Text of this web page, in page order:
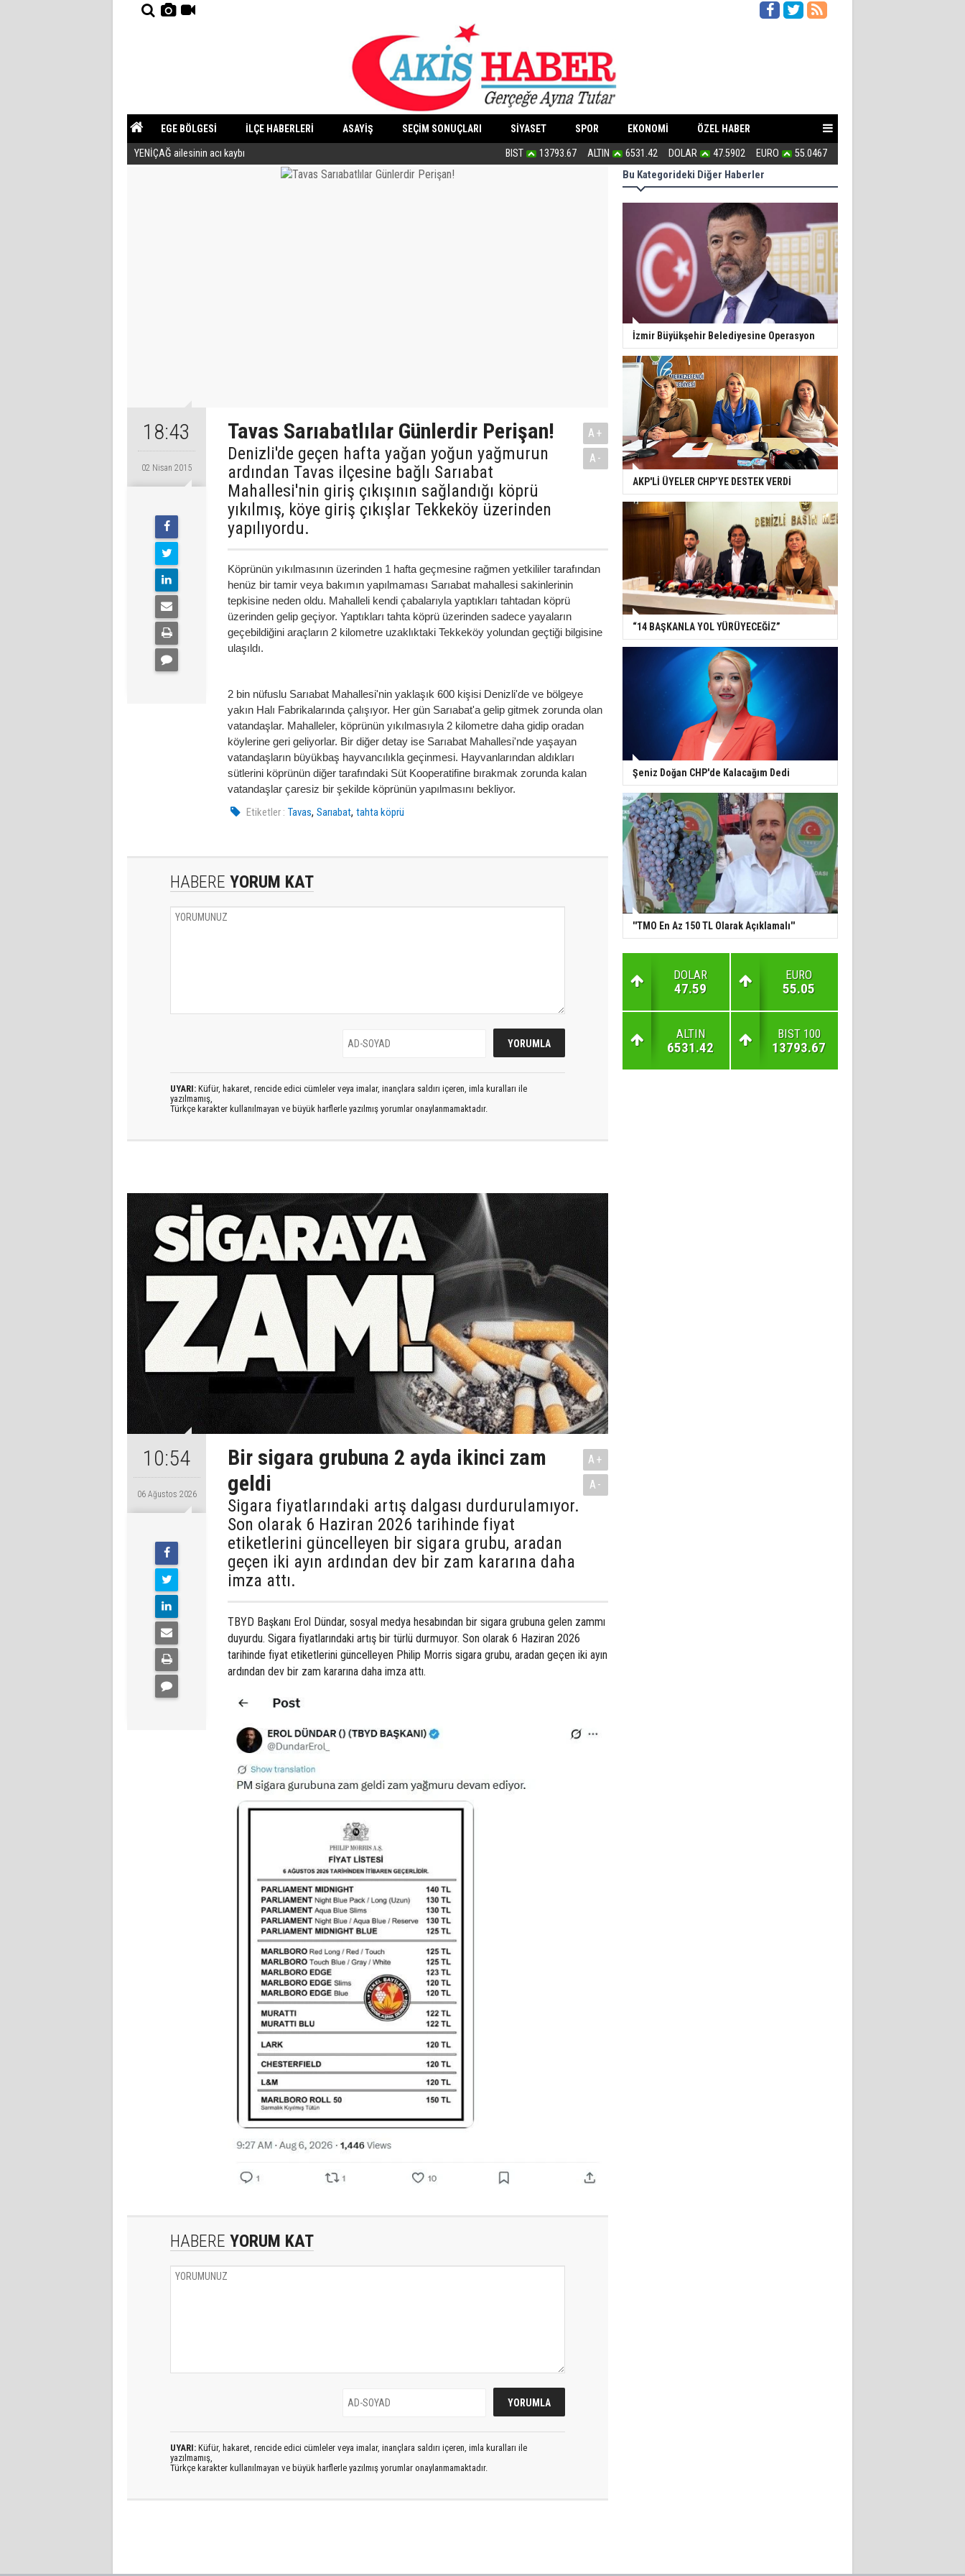
EGE BÖLGESİ İLÇE HABERLERİ ASAYİŞ SEÇİM SONUÇLARI SİYASET SPOR EKONOMİ ÖZEL HABER
YAZARLAR GÜNDEM
YENİÇAĞ ailesinin acı kaybı “Dindar/muhafazakâr”ların ahlakı neden zayıf?
BIST 13793.67 ALTIN 6531.42 DOLAR 47.5902 EURO 55.0467
18:43
02 Nisan 2015
Tavas Sarıabatlılar Günlerdir Perişan!
Denizli'de geçen hafta yağan yoğun yağmurun
ardından Tavas ilçesine bağlı Sarıabat
Mahallesi'nin giriş çıkışının sağlandığı köprü
yıkılmış, köye giriş çıkışlar Tekkeköy üzerinden
yapılıyordu.
A+
A-
Köprünün yıkılmasının üzerinden 1 hafta geçmesine rağmen yetkililer tarafından
henüz bir tamir veya bakımın yapılmaması Sarıabat mahallesi sakinlerinin
tepkisine neden oldu. Mahalleli kendi çabalarıyla yaptıkları tahtadan köprü
üzerinden gelip geçiyor. Yaptıkları tahta köprü üzerinden sadece yayaların
geçebildiğini araçların 2 kilometre uzaklıktaki Tekkeköy yolundan geçtiği bilgisine
ulaşıldı.
2 bin nüfuslu Sarıabat Mahallesi'nin yaklaşık 600 kişisi Denizli'de ve bölgeye
yakın Halı Fabrikalarında çalışıyor. Her gün Sarıabat'a gelip gitmek zorunda olan
vatandaşlar. Mahalleler, köprünün yıkılmasıyla 2 kilometre daha gidip oradan
köylerine geri geliyorlar. Bir diğer detay ise Sarıabat Mahallesi'nde yaşayan
vatandaşların büyükbaş hayvancılıkla geçinmesi. Hayvanlarından aldıkları
sütlerini köprünün diğer tarafındaki Süt Kooperatifine bırakmak zorunda kalan
vatandaşlar çaresiz bir şekilde köprünün yapılmasını bekliyor.
Etiketler : Tavas,Sarıabat,tahta köprü
HABERE YORUM KAT
UYARI: Küfür, hakaret, rencide edici cümleler veya imalar, inançlara saldırı içeren, imla kuralları ile
yazılmamış,
Türkçe karakter kullanılmayan ve büyük harflerle yazılmış yorumlar onaylanmamaktadır.
10:54
06 Ağustos 2026
Bir sigara grubuna 2 ayda ikinci zam
geldi
Sigara fiyatlarındaki artış dalgası durdurulamıyor.
Son olarak 6 Haziran 2026 tarihinde fiyat
etiketlerini güncelleyen bir sigara grubu, aradan
geçen iki ayın ardından dev bir zam kararına daha
imza attı.
A+
A-
TBYD Başkanı Erol Dündar, sosyal medya hesabından bir sigara grubuna gelen zammı
duyurdu. Sigara fiyatlarındaki artış bir türlü durmuyor. Son olarak 6 Haziran 2026
tarihinde fiyat etiketlerini güncelleyen Philip Morris sigara grubu, aradan geçen iki ayın
ardından dev bir zam kararına daha imza attı.
HABERE YORUM KAT
UYARI: Küfür, hakaret, rencide edici cümleler veya imalar, inançlara saldırı içeren, imla kuralları ile
yazılmamış,
Türkçe karakter kullanılmayan ve büyük harflerle yazılmış yorumlar onaylanmamaktadır.
Bu Kategorideki Diğer Haberler
İzmir Büyükşehir Belediyesine Operasyon
AKP'Lİ ÜYELER CHP’YE DESTEK VERDİ
“14 BAŞKANLA YOL YÜRÜYECEĞİZ”
Şeniz Doğan CHP'de Kalacağım Dedi
''TMO En Az 150 TL Olarak Açıklamalı''
DOLAR
47.59
EURO
55.05
ALTIN
6531.42
BIST 100
13793.67